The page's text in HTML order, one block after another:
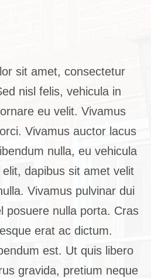
sit amet, consectetur
nisl felis, vehicula in
eu velit. Vivamus
Vivamus auctor lacus
nulla, eu vehicula
dapibus sit amet velit
Vivamus pulvinar dui
posuere nulla porta. Cras
erat ac dictum.
est. Ut quis libero
gravida, pretium neque